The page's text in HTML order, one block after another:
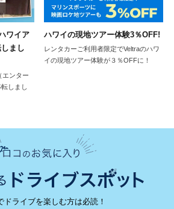
ワイア
まし
エンター
しまし
ハワイの現地ツアー体験3％OFF!
レンタカーご利用者限定でVeltraのハワ
イの現地ツアー体験が３％OFFに！
ドライブを楽しむ方は必読！